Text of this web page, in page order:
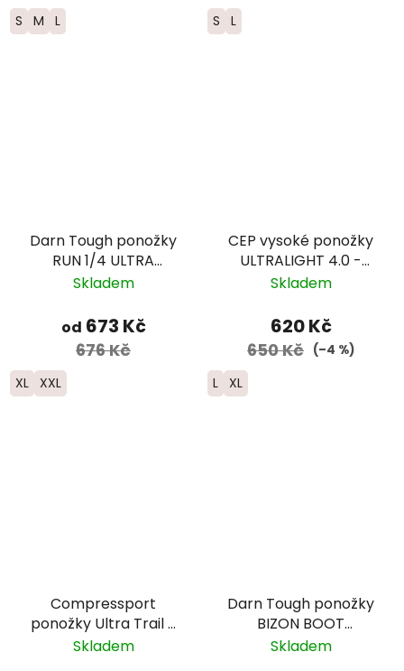
S M L S L
Darn Tough ponožky
RUN 1/4 ULTRA
Lightweight s
černé
Skladem
od 673 Kč
676 Kč
XL XXL
CEP vysoké ponožky
ULTRALIGHT 4.0 -
pánské – modrá
Skladem
620 Kč
650 Kč (–4 %)
L XL
Compressport
ponožky Ultra Trail -
černá/červená
Skladem
Darn Tough ponožky
BIZON BOOT
Midweight Merino -
Skladem